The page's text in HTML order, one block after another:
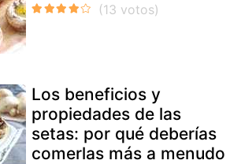
Los beneficios y
propiedades de las
setas: por qué deberías
comerlas más a menudo